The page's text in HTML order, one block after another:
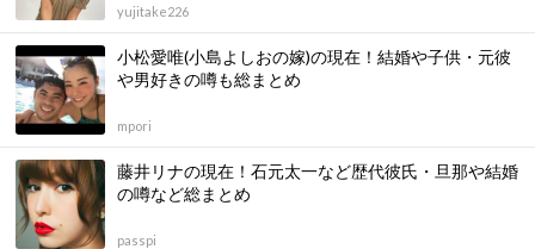
yujitake226
小松愛唯(小島よしおの嫁)の現在！結婚や子供・元彼
や男好きの噂も総まとめ
mpori
藤井リナの現在！石元太一など歴代彼氏・旦那や結婚
の噂など総まとめ
passpi